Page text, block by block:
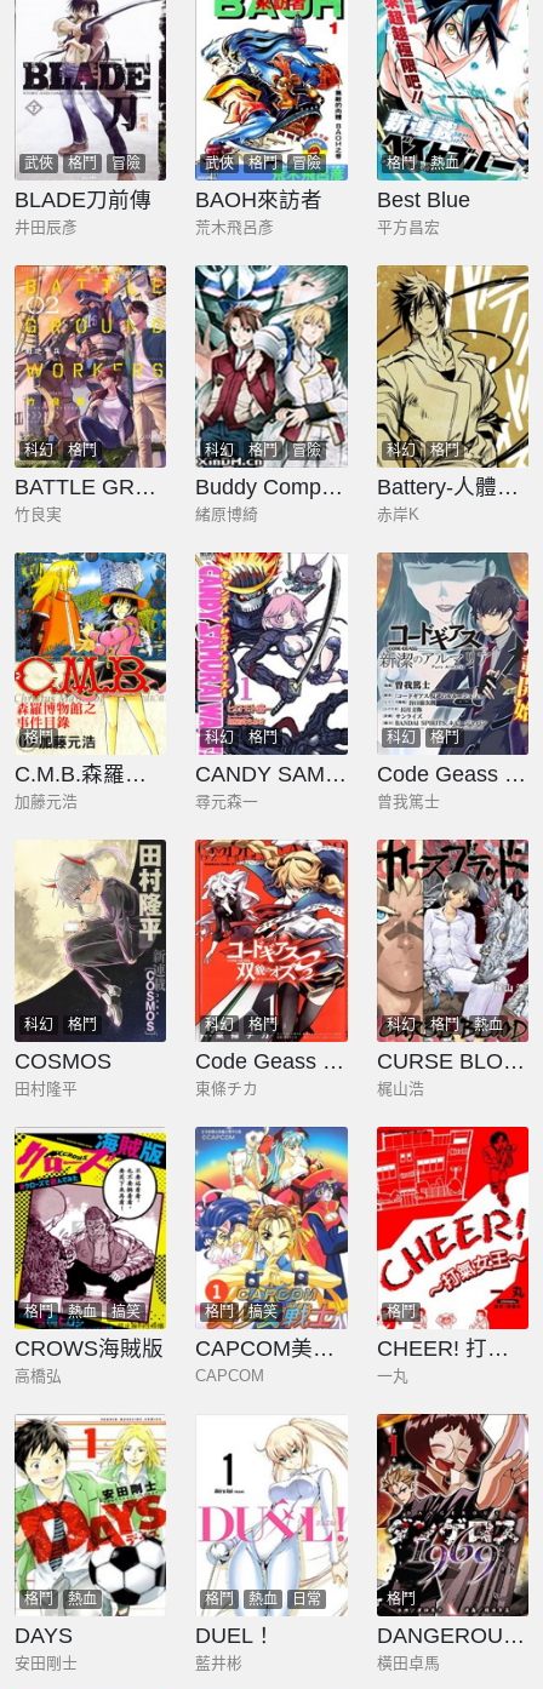
武俠 格鬥 冒險
BLADE刀前傳
井田辰彥
武俠 格鬥 冒險
BAOH來訪者
荒木飛呂彥
格鬥 熱血
Best Blue
平方昌宏
科幻 格鬥
BATTLE GROUND WORKERS戰地甲兵
竹良実
科幻 格鬥 冒險
Buddy Complex
緒原博綺
科幻 格鬥
Battery-人體電池和砂之巨像-
赤岸K
格鬥
C.M.B.森羅博物館之事件目錄
加藤元浩
科幻 格鬥
CANDY SAMURAI WARS！
尋元森一
科幻 格鬥
Code Geass 新潔的阿爾瑪利亞
曾我篤士
科幻 格鬥
COSMOS
田村隆平
科幻 格鬥
Code Geass 雙面的奧茲2
東條チカ
科幻 格鬥 熱血
CURSE BLOOD
梶山浩
格鬥 熱血 搞笑
CROWS海賊版
高橋弘
格鬥 搞笑
CAPCOM美少女戰士 高手大合集
CAPCOM
格鬥
CHEER! 打氣女王
一丸
格鬥 熱血
DAYS
安田剛士
格鬥 熱血 日常
DUEL！
藍井彬
格鬥
DANGEROUS 1969
橫田卓馬